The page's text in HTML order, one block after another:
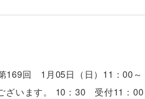
169回 1月05日（日）11：00
ざいます。 10：30 受付11